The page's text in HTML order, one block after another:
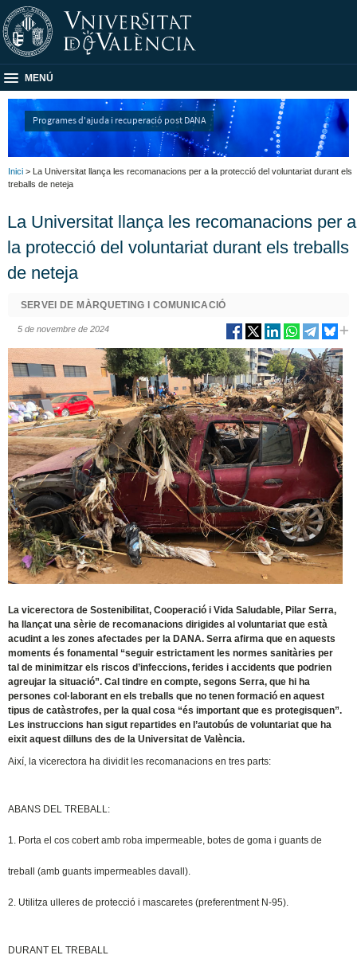
MENÚ
Programes d'ajuda i recuperació post DANA
Inici > La Universitat llança les recomanacions per a la protecció del voluntariat durant els
treballs de neteja
La Universitat llança les recomanacions per a
la protecció del voluntariat durant els treballs
de neteja
SERVEI DE MÀRQUETING I COMUNICACIÓ
5 de novembre de 2024
La vicerectora de Sostenibilitat, Cooperació i Vida Saludable, Pilar Serra,
ha llançat una sèrie de recomanacions dirigides al voluntariat que està
acudint a les zones afectades per la DANA. Serra afirma que en aquests
moments és fonamental “seguir estrictament les normes sanitàries per
tal de minimitzar els riscos d’infeccions, ferides i accidents que podrien
agreujar la situació”. Cal tindre en compte, segons Serra, que hi ha
persones col·laborant en els treballs que no tenen formació en aquest
tipus de catàstrofes, per la qual cosa “és important que es protegisquen”.
Les instruccions han sigut repartides en l’autobús de voluntariat que ha
eixit aquest dilluns des de la Universitat de València.
Així, la vicerectora ha dividit les recomanacions en tres parts:
ABANS DEL TREBALL:
1. Porta el cos cobert amb roba impermeable, botes de goma i guants de
treball (amb guants impermeables davall).
2. Utilitza ulleres de protecció i mascaretes (preferentment N-95).
DURANT EL TREBALL